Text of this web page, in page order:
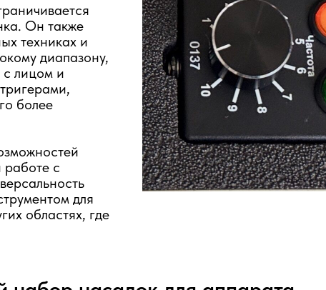
Он также
техниках и
диапазону,
с лицом и
более
с
для
областях, где